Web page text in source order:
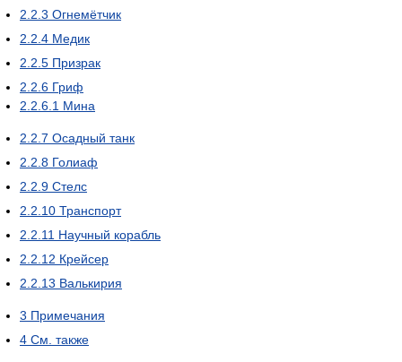
2.2.3 Огнемётчик
2.2.4 Медик
2.2.5 Призрак
2.2.6 Гриф
2.2.6.1 Мина
2.2.7 Осадный танк
2.2.8 Голиаф
2.2.9 Стелс
2.2.10 Транспорт
2.2.11 Научный корабль
2.2.12 Крейсер
2.2.13 Валькирия
3 Примечания
4 См. также